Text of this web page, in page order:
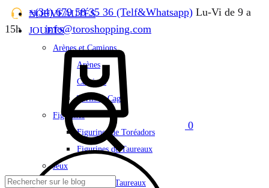
+(34) 679 58 35 36 (Telf&Whatsapp) Lu-Vi de 9 a
15h
info@toroshopping.com
NOUVEAUTÉS
JOUETS
Arènes et Camions
Arènes
Camions
Torils et Cages
Figurines
Figurines de Toréadors
Figurines de Taureaux
Jeux
Jouets Courses de Taureaux
0